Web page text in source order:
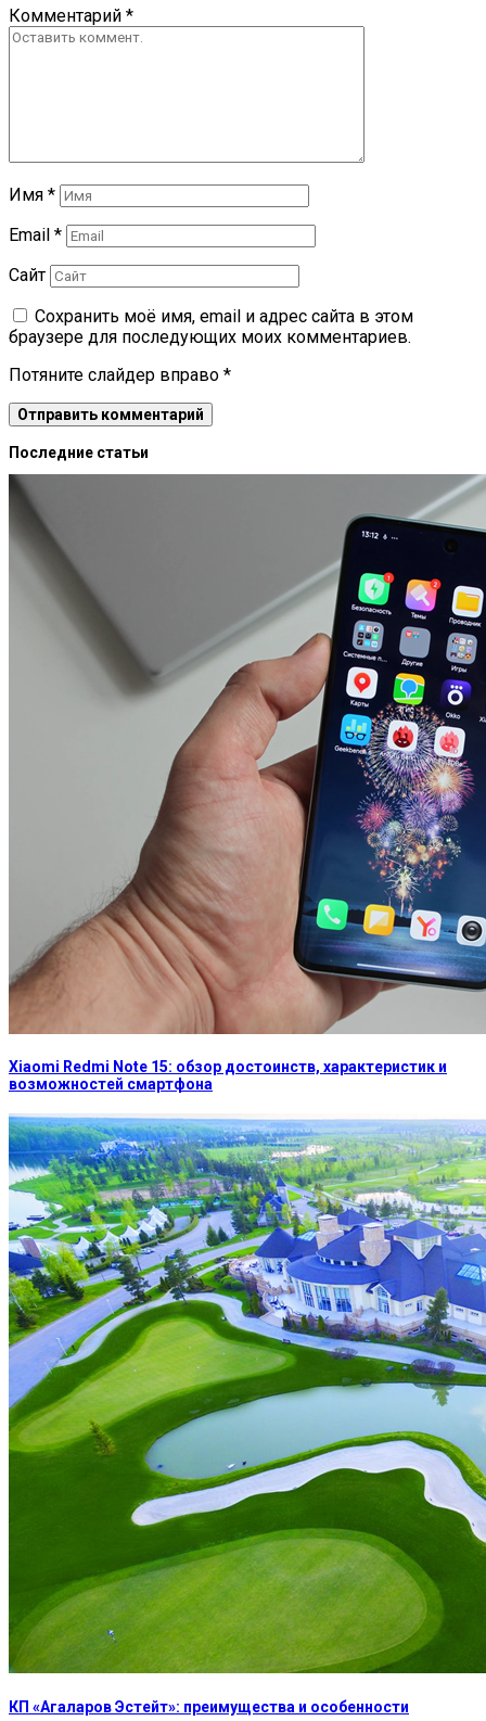
Комментарий *
Имя *
Email *
Сайт
Сохранить моё имя, email и адрес сайта в этом
браузере для последующих моих комментариев.
Потяните слайдер вправо *
Последние статьи
Xiaomi Redmi Note 15: обзор достоинств, характеристик и
возможностей смартфона
КП «Агаларов Эстейт»: преимущества и особенности